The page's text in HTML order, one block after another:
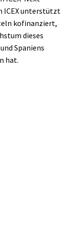
ICEX unterstützt
kofinanziert,
dieses
Spaniens
hat.